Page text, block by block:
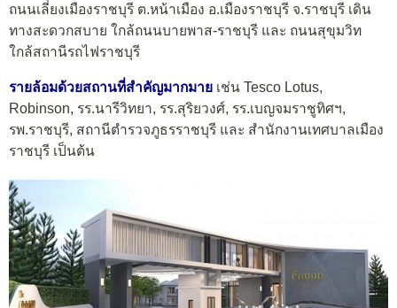
ถนนเลี่ยงเมืองราชบุรี ต.หน้าเมือง อ.เมืองราชบุรี จ.ราชบุรี เดิน
ทางสะดวกสบาย ใกล้ถนนบายพาส-ราชบุรี และ ถนนสุขุมวิท
ใกล้สถานีรถไฟราชบุรี
รายล้อมด้วยสถานที่สำคัญมากมาย เช่น Tesco Lotus,
Robinson, รร.นารีวิทยา, รร.สุริยวงศ์, รร.เบญจมราชูทิศฯ,
รพ.ราชบุรี, สถานีตำรวจภูธรราชบุรี และ สำนักงานเทศบาลเมือง
ราชบุรี เป็นต้น